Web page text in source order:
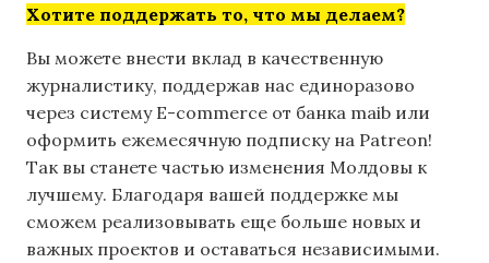
Хотите поддержать то, что мы делаем?
Вы можете внести вклад в качественную
журналистику, поддержав нас единоразово
через систему E-commerce от банка maib или
оформить ежемесячную подписку на Patreon!
Так вы станете частью изменения Молдовы к
лучшему. Благодаря вашей поддержке мы
сможем реализовывать еще больше новых и
важных проектов и оставаться независимыми.